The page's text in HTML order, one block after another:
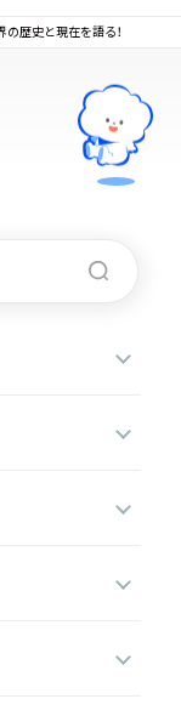
歴史と現在を語る！